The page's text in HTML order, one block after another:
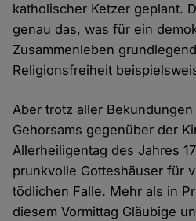
katholischer Ketzer geplant.
genau das, was für ein
Zusammenleben
Religionsfreiheit
Aber trotz aller
Gehorsams gegenüber der
Allerheiligentag des Jahres
prunkvolle Gotteshäuser für
tödlichen Falle. Mehr als in
diesem Vormittag Gläubige